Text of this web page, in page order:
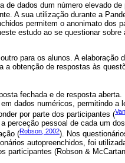
de dados dum número elevado
A sua utilização durante a
permitem o anonimato dos
estudo ao se questionar sobre
para os alunos. A elaboração
a obtenção de respostas às
fechada e de resposta aberta.
dados numéricos, permitindo a
por parte dos participantes (
perceção pessoal de cada um
(Robson, 2002). Nos
autopreenchidos, foi
participantes (Robson &